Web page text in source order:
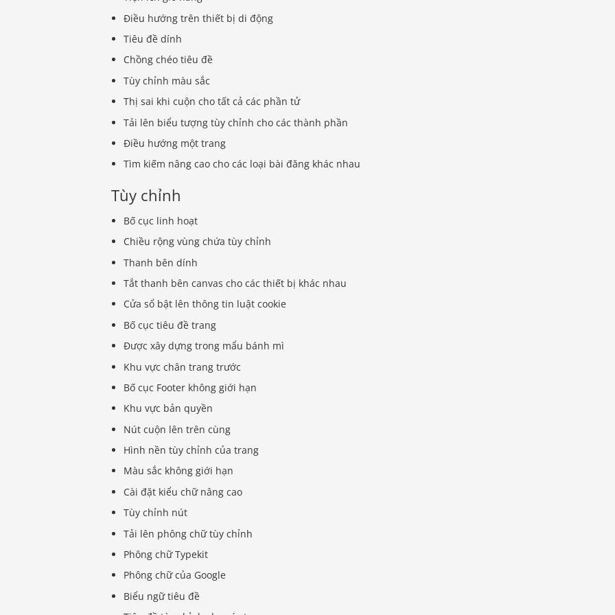
Điều hướng trên thiết bị di động
Tiêu đề dính
Chồng chéo tiêu đề
Tùy chỉnh màu sắc
Thị sai khi cuộn cho tất cả các phần tử
Tải lên biểu tượng tùy chỉnh cho các thành phần
Điều hướng một trang
Tìm kiếm nâng cao cho các loại bài đăng khác nhau
Tùy chỉnh
Bố cục linh hoạt
Chiều rộng vùng chứa tùy chỉnh
Thanh bên dính
Tắt thanh bên canvas cho các thiết bị khác nhau
Cửa sổ bật lên thông tin luật cookie
Bố cục tiêu đề trang
Được xây dựng trong mẩu bánh mì
Khu vực chân trang trước
Bố cục Footer không giới hạn
Khu vực bản quyền
Nút cuộn lên trên cùng
Hình nền tùy chỉnh của trang
Màu sắc không giới hạn
Cài đặt kiểu chữ nâng cao
Tùy chỉnh nút
Tải lên phông chữ tùy chỉnh
Phông chữ Typekit
Phông chữ của Google
Biểu ngữ tiêu đề